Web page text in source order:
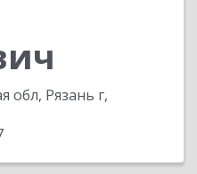
обл, Рязань г,